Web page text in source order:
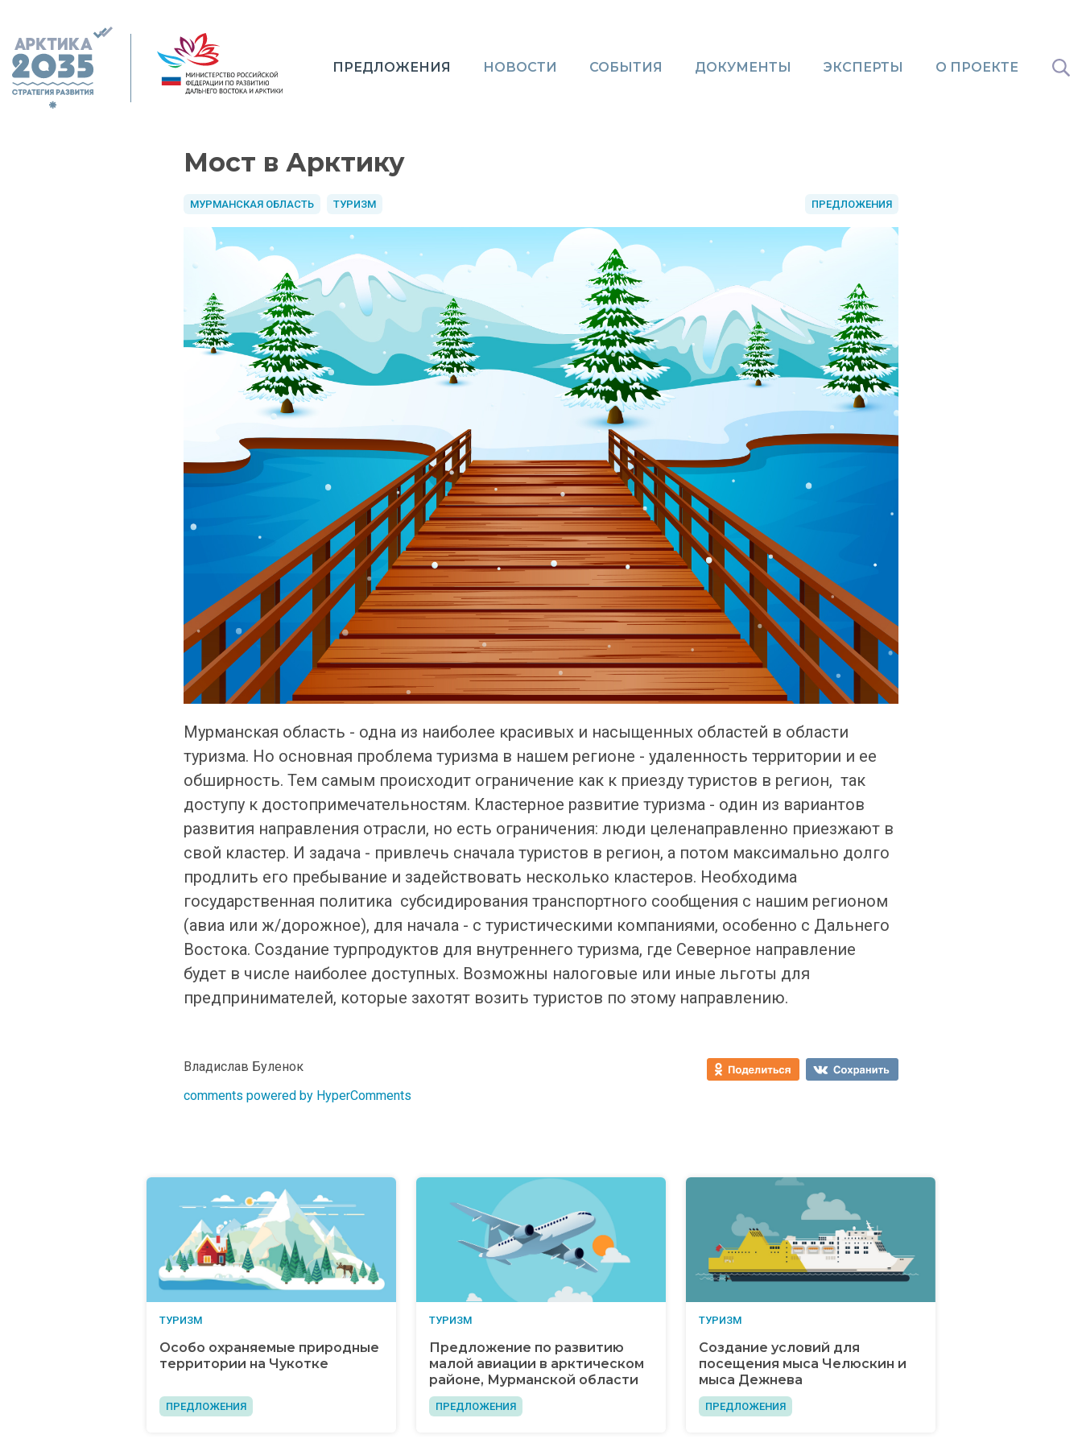
ПРЕДЛОЖЕНИЯ НОВОСТИ СОБЫТИЯ ДОКУМЕНТЫ ЭКСПЕРТЫ О ПРОЕКТЕ
Мост в Арктику
МУРМАНСКАЯ ОБЛАСТЬ ТУРИЗМ ПРЕДЛОЖЕНИЯ
Мурманская область - одна из наиболее красивых и насыщенных областей в области
туризма. Но основная проблема туризма в нашем регионе - удаленность территории и ее
обширность. Тем самым происходит ограничение как к приезду туристов в регион, так
доступу к достопримечательностям. Кластерное развитие туризма - один из вариантов
развития направления отрасли, но есть ограничения: люди целенаправленно приезжают в
свой кластер. И задача - привлечь сначала туристов в регион, а потом максимально долго
продлить его пребывание и задействовать несколько кластеров. Необходима
государственная политика субсидирования транспортного сообщения с нашим регионом
(авиа или ж/дорожное), для начала - с туристическими компаниями, особенно с Дальнего
Востока. Создание турпродуктов для внутреннего туризма, где Северное направление
будет в числе наиболее доступных. Возможны налоговые или иные льготы для
предпринимателей, которые захотят возить туристов по этому направлению.
Владислав Буленок
comments powered by HyperComments
ТУРИЗМ
Особо охраняемые природные
территории на Чукотке
ПРЕДЛОЖЕНИЯ
ТУРИЗМ
Предложение по развитию
малой авиации в арктическом
районе, Мурманской области
ПРЕДЛОЖЕНИЯ
ТУРИЗМ
Создание условий для
посещения мыса Челюскин и
мыса Дежнева
ПРЕДЛОЖЕНИЯ